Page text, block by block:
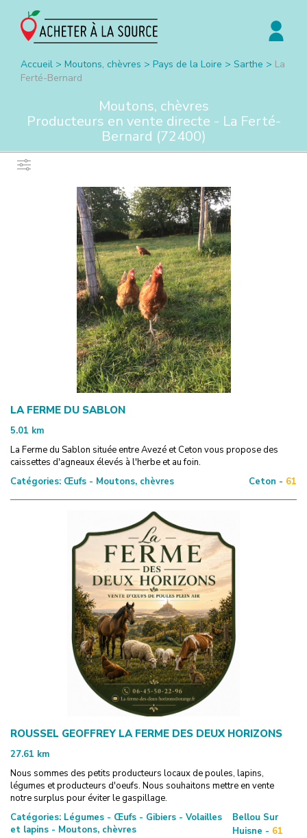
Accueil > Moutons, chèvres > Pays de la Loire > Sarthe > La
Ferté-Bernard
Moutons, chèvres
Producteurs en vente directe - La Ferté-
Bernard (72400)
LA FERME DU SABLON
5.01 km
La Ferme du Sablon située entre Avezé et Ceton vous propose des
caissettes d'agneaux élevés à l'herbe et au foin.
Catégories: Œufs - Moutons, chèvres Ceton - 61
ROUSSEL GEOFFREY LA FERME DES DEUX HORIZONS
27.61 km
Nous sommes des petits producteurs locaux de poules, lapins,
légumes et producteurs d'oeufs. Nous souhaitons mettre en vente
notre surplus pour éviter le gaspillage.
Catégories: Légumes - Œufs - Gibiers - Volailles
et lapins - Moutons, chèvres
Bellou Sur
Huisne - 61